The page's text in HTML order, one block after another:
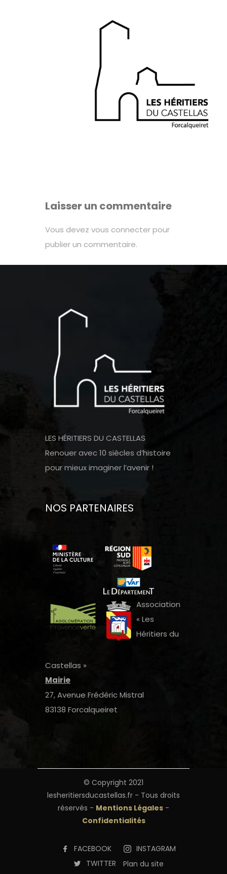
Laisser un commentaire
Vous devez vous connecterpour
publier un commentaire.
LES HÉRITIERS DU CASTELLAS
Renouer avec 10 siècles d’histoire
pour mieux imaginer l’avenir !
NOS PARTENAIRES
Association
« Les
Héritiers du
Castellas »
Mairie
27, Avenue Frédéric Mistral
83138 Forcalqueiret
© Copyright 2021
lesheritiersducastellas.fr - Tous droits
réservés - Mentions Légales -
Confidentialités
FACEBOOK
INSTAGRAM
TWITTER
Plan du site